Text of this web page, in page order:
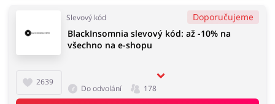
Slevový kód Doporučujeme
2639
BlackInsomnia slevový kód: až -10% na
všechno na e-shopu
Do odvolání 178